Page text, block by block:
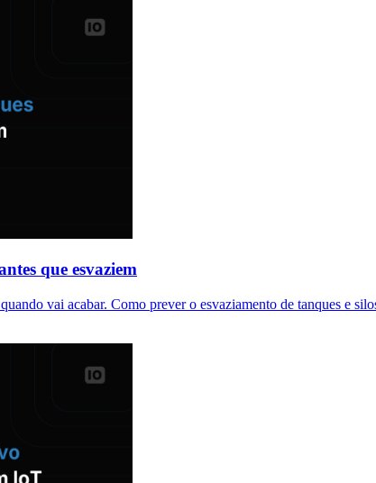
que esvaziem
vai acabar. Como prever o esvaziamento de tanques e